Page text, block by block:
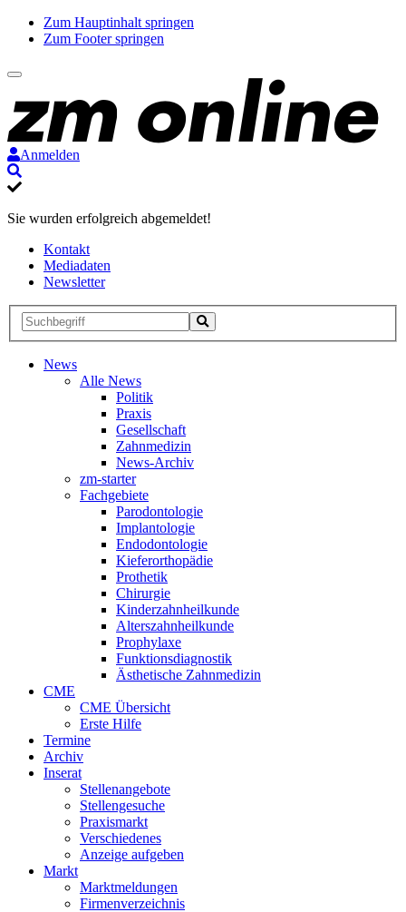
Zum Hauptinhalt springen
Zum Footer springen
Anmelden
Sie wurden erfolgreich abgemeldet!
Kontakt
Mediadaten
Newsletter
Suche
Suche
starten
News
Alle News
Politik
Praxis
Gesellschaft
Zahnmedizin
News-Archiv
zm-starter
Fachgebiete
Parodontologie
Implantologie
Endodontologie
Kieferorthopädie
Prothetik
Chirurgie
Kinderzahnheilkunde
Alterszahnheilkunde
Prophylaxe
Funktionsdiagnostik
Ästhetische Zahnmedizin
CME
CME Übersicht
Erste Hilfe
Termine
Archiv
Inserat
Stellenangebote
Stellengesuche
Praxismarkt
Verschiedenes
Anzeige aufgeben
Markt
Marktmeldungen
Firmenverzeichnis